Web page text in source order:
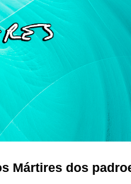
Mártires dos